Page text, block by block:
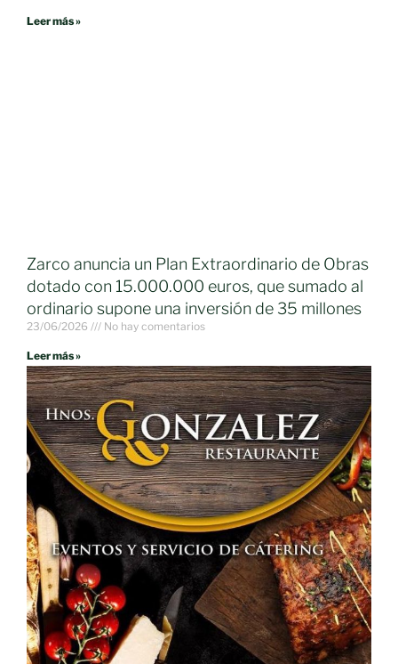
Leer más »
Zarco anuncia un Plan Extraordinario de Obras
dotado con 15.000.000 euros, que sumado al
ordinario supone una inversión de 35 millones
23/06/2026 No hay comentarios
Leer más »